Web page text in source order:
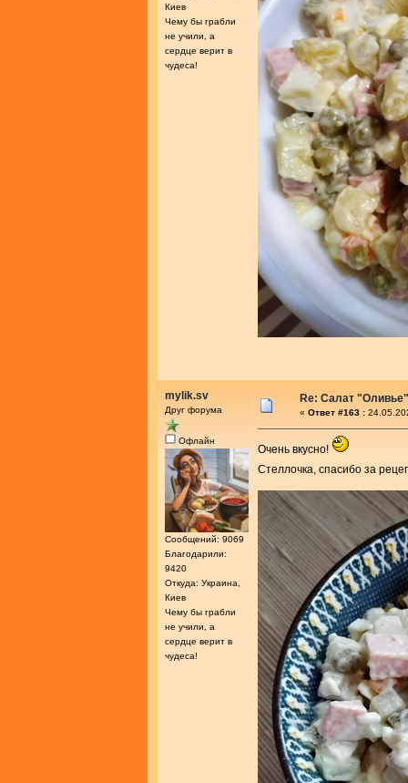
Киев
Чему бы грабли
не учили, а
сердце верит в
чудеса!
mylik.sv
Друг форума
Офлайн
Сообщений: 9069
Благодарили:
9420
Откуда: Украина,
Киев
Чему бы грабли
не учили, а
сердце верит в
чудеса!
Re: Салат "Оливье"
« Ответ #163 :
Очень вкусно!
Стеллочка, спасибо за